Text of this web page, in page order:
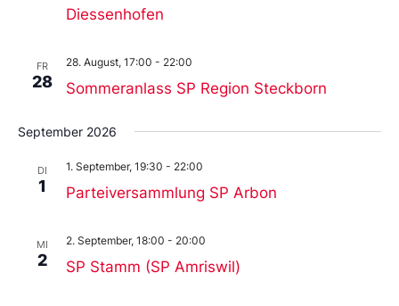
Diessenhofen
FR
28
28. August, 17:00 - 22:00
Sommeranlass SP Region Steckborn
September 2026
DI
1
1. September, 19:30 - 22:00
Parteiversammlung SP Arbon
MI
2
2. September, 18:00 - 20:00
SP Stamm (SP Amriswil)